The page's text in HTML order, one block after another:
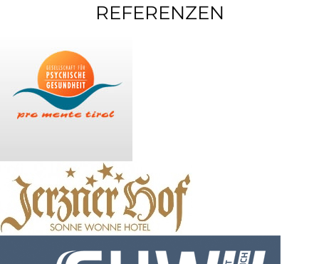
REFERENZEN